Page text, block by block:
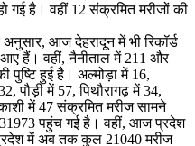
गई है। वहीं 12 संक्रमित मरीजों की
अनुसार, आज देहरादून में भी रिकॉर्ड
आए हैं। वहीं, नैनीताल में 211 और
पुष्टि हुई है। अल्मोड़ा में 16,
पौड़ी में 57, पिथौरागढ़ में 34,
में 47 संक्रमित मरीज सामने
पहुंच गई है। वहीं, आज प्रदेश
में अब तक कुल 21040 मरीज